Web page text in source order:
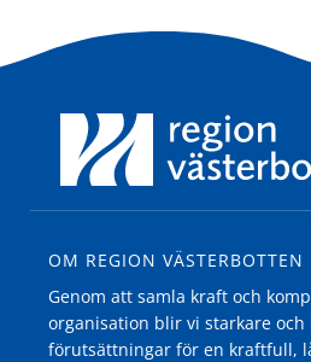
OM REGION VÄSTERBOTTEN
Genom att samla kraft och
organisation blir vi starkare och
förutsättningar för en kraftfull,